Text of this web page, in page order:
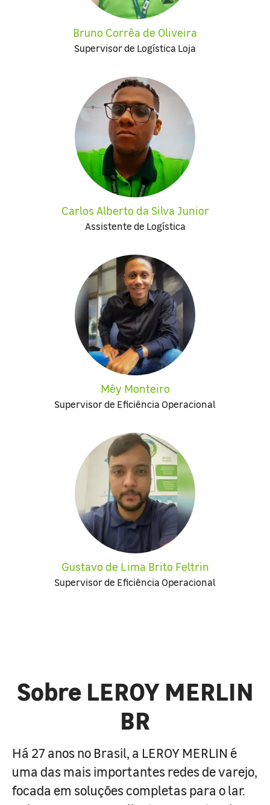
Bruno Corrêa de Oliveira
Supervisor de Logística Loja
Carlos Alberto da Silva Junior
Assistente de Logística
Mêy Monteiro
Supervisor de Eficiência Operacional
Gustavo de Lima Brito Feltrin
Supervisor de Eficiência Operacional
Sobre LEROY MERLIN
BR
Há 27 anos no Brasil, a LEROY MERLIN é
uma das mais importantes redes de varejo,
focada em soluções completas para o lar.